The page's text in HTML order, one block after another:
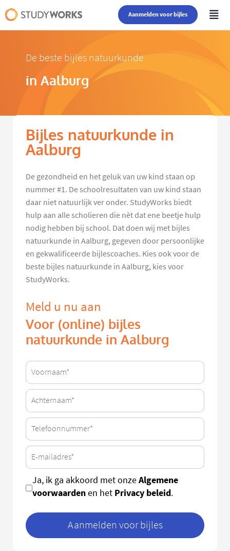
Aanmelden voor bijles
De beste bijles natuurkunde
in Aalburg
Bijles natuurkunde in
Aalburg
De gezondheid en het geluk van uw kind staan op
nummer #1. De schoolresultaten van uw kind staan
daar niet natuurlijk ver onder. StudyWorks biedt
hulp aan alle scholieren die nèt dat ene beetje hulp
nodig hebben bij school. Dat doen wij met bijles
natuurkunde in Aalburg, gegeven door persoonlijke
en gekwalificeerde bijlescoaches. Kies ook voor de
beste bijles natuurkunde in Aalburg, kies voor
StudyWorks.
Meld u nu aan
Voor (online) bijles
natuurkunde in Aalburg
Ja, ik ga akkoord met onzeAlgemene
voorwaardenen het Privacy beleid.
Aanmelden voor bijles